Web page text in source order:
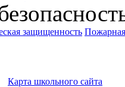
защищенность Пожарная
Карта школьного сайта